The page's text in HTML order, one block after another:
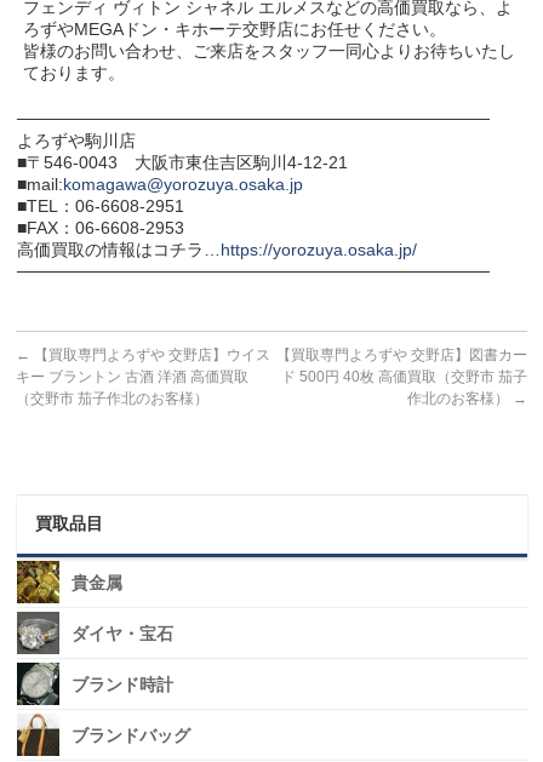
フェンディ ヴィトン シャネル エルメスなどの高価買取なら、よ
ろずやMEGAドン・キホーテ交野店にお任せください。
皆様のお問い合わせ、ご来店をスタッフ一同心よりお待ちいたし
ております。
───────────────────────────────────────
よろずや駒川店
■〒546-0043 大阪市東住吉区駒川4-12-21
■mail:komagawa@yorozuya.osaka.jp
■TEL：06-6608-2951
■FAX：06-6608-2953
高価買取の情報はコチラ…https://yorozuya.osaka.jp/
───────────────────────────────────────
←
【買取専門よろずや 交野店】ウイス
キー ブラントン 古酒 洋酒 高価買取
（交野市 茄子作北のお客様）
【買取専門よろずや 交野店】図書カー
ド 500円 40枚 高価買取（交野市 茄子
作北のお客様）
→
買取品目
貴金属
ダイヤ・宝石
ブランド時計
ブランドバッグ